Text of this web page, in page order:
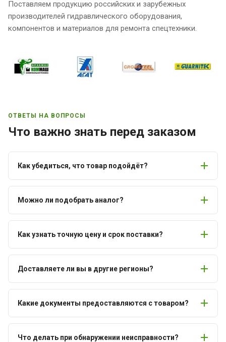
Поставляем продукцию российских и зарубежных
производителей гидравлического оборудования,
компонентов и материалов для ремонта спецтехники.
ОТВЕТЫ НА ВОПРОСЫ
Что важно знать перед заказом
Как убедиться, что товар подойдёт?
Можно ли подобрать аналог?
Как узнать точную цену и срок поставки?
Доставляете ли вы в другие регионы?
Какие документы предоставляются с товаром?
Что делать при обнаружении неисправности?